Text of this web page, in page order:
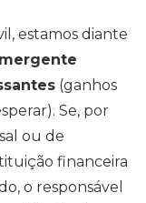
estamos diante
(ganhos
Se, por
ou de
financeira
o responsável